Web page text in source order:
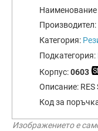
Наименование
Производител:
Категория:
Подкатегория:
Корпус:0603
Описание:
Код за
Изображението е